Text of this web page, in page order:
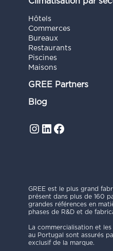
Hôtels
Commerces
Bureaux
Restaurants
Piscines
Maisons
GREE Partners
Blog
Instagram
LinkedIn
Facebook
GREE est le plus grand
présent dans plus de 160
grandes références en
phases de R&D et de
La commercialisation et
au Portugal sont assurés
exclusif de la marque.